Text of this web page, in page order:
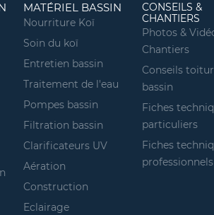
MATÉRIEL BASSIN
Nourriture Koï
Soin du koï
Entretien bassin
Traitement de l'eau
Pompes bassin
Filtration bassin
Clarificateurs UV
Aération
Construction
Eclairage
CONSEILS &
CHANTIERS
Photos &
Chantiers
Conseils
bassin
Fiches
particuliers
Fiches
professionnels